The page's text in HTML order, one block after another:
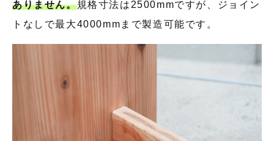
ありません。規格寸法は2500mmですが、ジョイン
トなしで最大4000mmまで製造可能です。